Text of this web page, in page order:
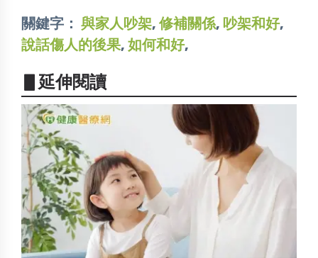
關鍵字： 與家人吵架, 修補關係, 吵架和好,
說話傷人的後果, 如何和好,
▋延伸閱讀